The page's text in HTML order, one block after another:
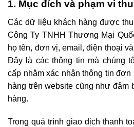
1. Mục đích và phạm vi
Các dữ liệu khách hàng được
Công Ty TNHH Thương Mại
họ tên, đơn vị, email, điện thoại
Đây là các thông tin mà chúng
cấp nhằm xác nhận thông tin đơn
hàng trên website cũng như đảm
hàng.
Trong quá trình giao dịch thanh